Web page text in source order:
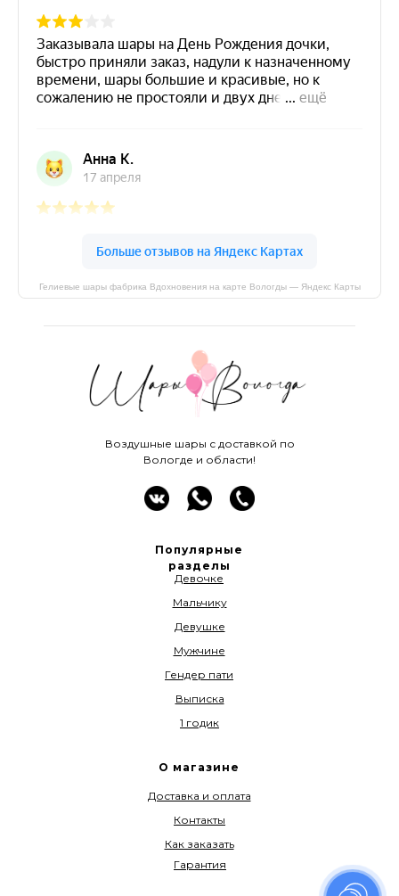
Гелиевые шары фабрика Вдохновения на карте Вологды — Яндекс Карты
Воздушные шары с доставкой по
Вологде и области!
О магазине
Доставка и оплата
Контакты
Как заказать
Гарантия
Популярные
разделы
Девочке
Мальчику
Девушке
Мужчине
Гендер пати
Выписка
1 годик